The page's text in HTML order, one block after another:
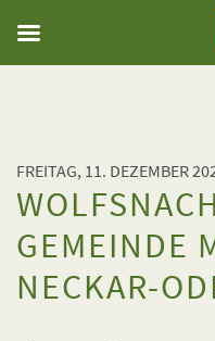
FREITAG, 11. DEZEMBER
GEMEINDE
NECKAR-